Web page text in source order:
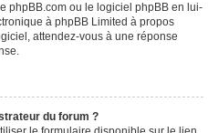
phpBB.com ou le logiciel phpBB en lui-
à phpBB Limited à propos
attendez-vous à une réponse
du forum ?